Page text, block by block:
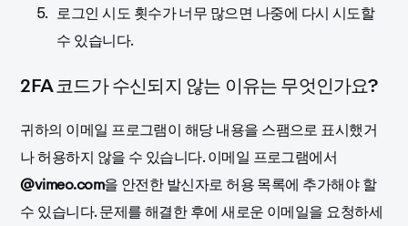
로그인 시도 횟수가 너무 많으면 나중에 다시 시도할
수 있습니다.
2FA 코드가 수신되지 않는 이유는 무엇인가요?
귀하의 이메일 프로그램이 해당 내용을 스팸으로 표시했거
나 허용하지 않을 수 있습니다. 이메일 프로그램에서
@vimeo.com을 안전한 발신자로 허용 목록에 추가해야 할
수 있습니다. 문제를 해결한 후에 새로운 이메일을 요청하세